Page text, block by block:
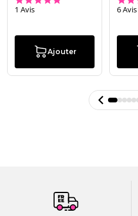
1 Avis
Ajouter
6 Avis